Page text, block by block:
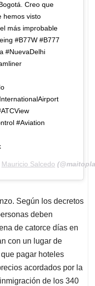
Creo que
hemos visto
más improbable
#B77W #B777
#NuevaDelhi
#Aviation
Mauricio Salcedo
Según los decretos
deben
de catorce días en
con un lugar de
pagar hoteles
acordados por la
de los 340